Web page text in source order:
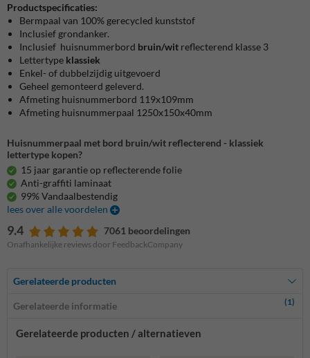
Productspecificaties:
Bermpaal van 100% gerecycled kunststof
Inclusief grondanker.
Inclusief huisnummerbord bruin/wit reflecterend klasse 3
Lettertype klassiek
Enkel- of dubbelzijdig uitgevoerd
Geheel gemonteerd geleverd.
Afmeting huisnummerbord 119x109mm
Afmeting huisnummerpaal 1250x150x40mm
Huisnummerpaal met bord bruin/wit reflecterend - klassiek
lettertype kopen?
15 jaar garantie op reflecterende folie
Anti-graffiti laminaat
99% Vandaalbestendig
lees over alle voordelen
9.4 7061 beoordelingen
Onafhankelijke reviews door FeedbackCompany
Gerelateerde producten
Gerelateerde informatie (1)
Gerelateerde producten / alternatieven